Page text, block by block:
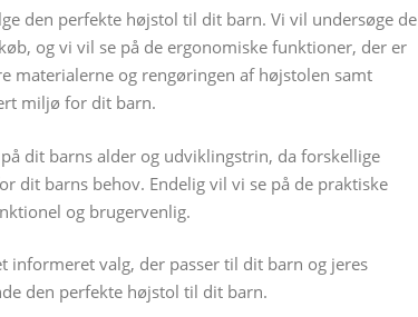
den perfekte højstol til dit barn. Vi vil undersøge de
og vi vil se på de ergonomiske funktioner, der er
materialerne og rengøringen af højstolen samt
miljø for dit barn.
dit barns alder og udviklingstrin, da forskellige
dit barns behov. Endelig vil vi se på de praktiske
og brugervenlig.
valg, der passer til dit barn og jeres
den perfekte højstol til dit barn.